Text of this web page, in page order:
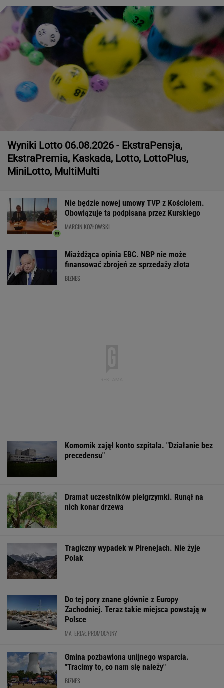
Wyniki Lotto 06.08.2026 - EkstraPensja,
EkstraPremia, Kaskada, Lotto, LottoPlus,
MiniLotto, MultiMulti
Nie będzie nowej umowy TVP z Kościołem.
Obowiązuje ta podpisana przez Kurskiego
MARCIN KOZŁOWSKI
Miażdżąca opinia EBC. NBP nie może
finansować zbrojeń ze sprzedaży złota
BIZNES
Komornik zajął konto szpitala. "Działanie bez
precedensu"
Dramat uczestników pielgrzymki. Runął na
nich konar drzewa
Tragiczny wypadek w Pirenejach. Nie żyje
Polak
Do tej pory znane głównie z Europy
Zachodniej. Teraz takie miejsca powstają w
Polsce
MATERIAŁ PROMOCYJNY
Gmina pozbawiona unijnego wsparcia.
"Tracimy to, co nam się należy"
BIZNES